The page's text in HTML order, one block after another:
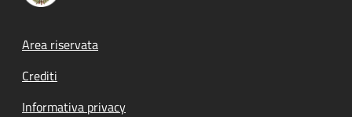
Footer menu
Area riservata
Crediti
Informativa privacy